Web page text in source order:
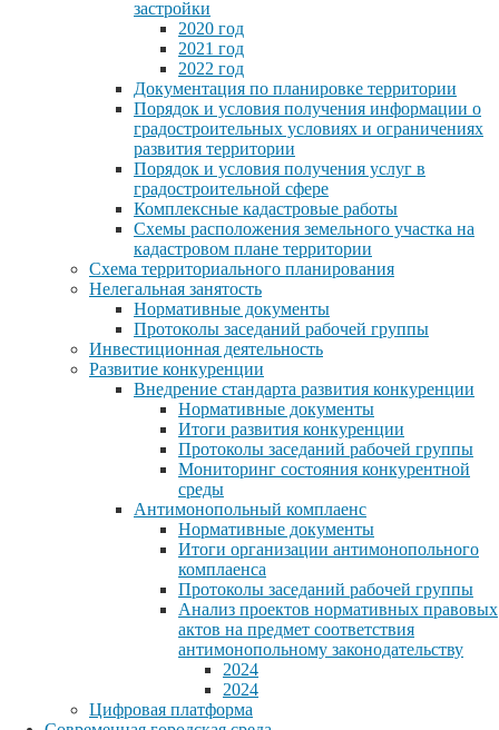
застройки
2020 год
2021 год
2022 год
Документация по планировке территории
Порядок и условия получения информации о
градостроительных условиях и ограничениях
развития территории
Порядок и условия получения услуг в
градостроительной сфере
Комплексные кадастровые работы
Схемы расположения земельного участка на
кадастровом плане территории
Схема территориального планирования
Нелегальная занятость
Нормативные документы
Протоколы заседаний рабочей группы
Инвестиционная деятельность
Развитие конкуренции
Внедрение стандарта развития конкуренции
Нормативные документы
Итоги развития конкуренции
Протоколы заседаний рабочей группы
Мониторинг состояния конкурентной
среды
Антимонопольный комплаенс
Нормативные документы
Итоги организации антимонопольного
комплаенса
Протоколы заседаний рабочей группы
Анализ проектов нормативных правовых
актов на предмет соответствия
антимонопольному законодательству
2024
2024
Цифровая платформа